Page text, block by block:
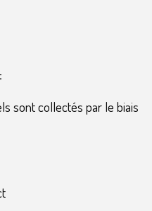
sont collectés par le biais